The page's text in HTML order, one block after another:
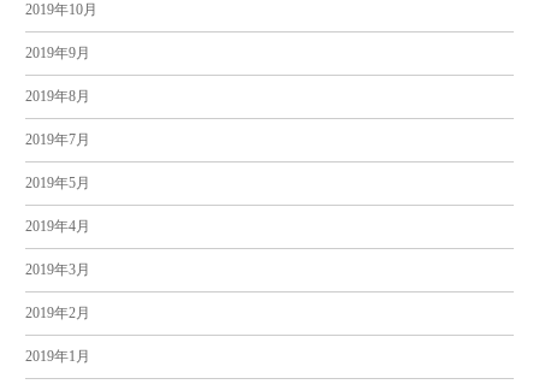
2019年10月
2019年9月
2019年8月
2019年7月
2019年5月
2019年4月
2019年3月
2019年2月
2019年1月